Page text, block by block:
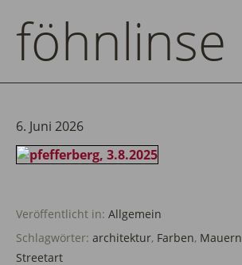
föhnlinse
6. Juni 2026
Veröffentlicht in: Allgemein
Schlagwörter: architektur, Farben, Mauern
Streetart